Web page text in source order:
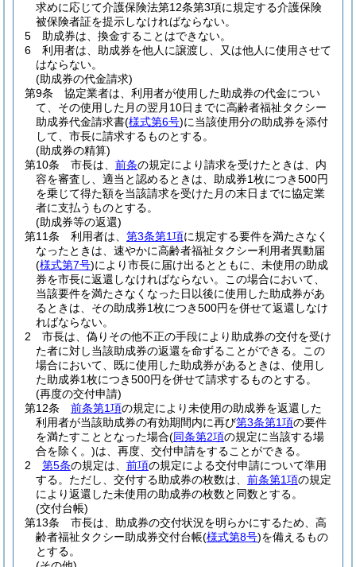
求めに応じて介護保険法第12条第3項に規定する介護保険
被保険者証を提示しなければならない。
5
助成券は、換金することはできない。
6
利用者は、助成券を他人に譲渡し、又は他人に使用させて
はならない。
(助成券の代金請求)
第9条
協定業者は、利用者が使用した助成券の代金につい
て、その使用した月の翌月10日までに高齢者福祉タクシー
助成券代金請求書(様式第6号)に当該使用分の助成券を添付
して、市長に請求するものとする。
(助成券の精算)
第10条
市長は、 前条の規定により請求を受けたときは、内
容を審査し、適当と認めるときは、助成券1枚につき500円
を乗じて得た額を当該請求を受けた月の末日までに協定業
者に支払うものとする。
(助成券等の返還)
第11条
利用者は、 第3条第1項に規定する要件を満たさなく
なったときは、速やかに高齢者福祉タクシー利用者異動届
(様式第7号)により市長に届け出るとともに、未使用の助成
券を市長に返還しなければならない。
この場合において、
当該要件を満たさなくなった日以後に使用した助成券があ
るときは、その助成券1枚につき500円を併せて返還しなけ
ればならない。
2
市長は、偽りその他不正の手段により助成券の交付を受け
た者に対し当該助成券の返還を命ずることができる。
この
場合において、既に使用した助成券があるときは、使用し
た助成券1枚につき500円を併せて請求するものとする。
(再度の交付申請)
第12条
前条第1項の規定により未使用の助成券を返還した
利用者が当該助成券の有効期間内に再び第3条第1項の要件
を満たすこととなった場合(同条第2項の規定に当該する場
合を除く。)は、再度、交付申請をすることができる。
2
第5条の規定は、 前項の規定による交付申請について準用
する。 ただし、交付する助成券の枚数は、 前条第1項の規定
により返還した未使用の助成券の枚数と同数とする。
(交付台帳)
第13条
市長は、助成券の交付状況を明らかにするため、高
齢者福祉タクシー助成券交付台帳(様式第8号)を備えるもの
とする。